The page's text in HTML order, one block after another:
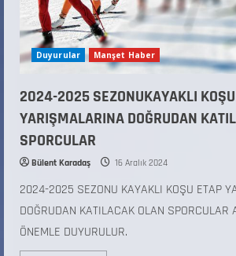
Duyurular Manşet Haber
2024-2025 SEZONUKAYAKLI
YARIŞMALARINA DOĞRUDAN
SPORCULAR
Bülent Karadaş 16 Aralık 2024
2024-2025 SEZONU KAYAKLI KOŞU ETAP
DOĞRUDAN KATILACAK OLAN SPORCULAR
ÖNEMLE DUYURULUR.